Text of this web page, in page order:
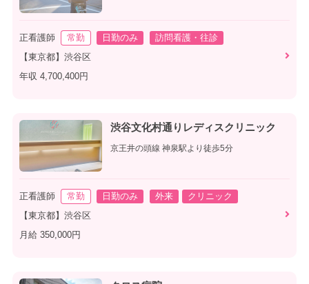
正看護師 常勤 日勤のみ
訪問看護・往診
【東京都】渋谷区
年収 4,700,400円
渋谷文化村通りレディスクリニック
京王井の頭線 神泉駅より徒歩5分
正看護師 常勤 日勤のみ 外来
クリニック
【東京都】渋谷区
月給 350,000円